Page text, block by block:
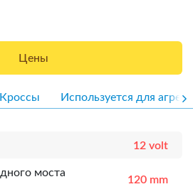
Цены
Кроссы Используется для
12 volt
моста
120 mm